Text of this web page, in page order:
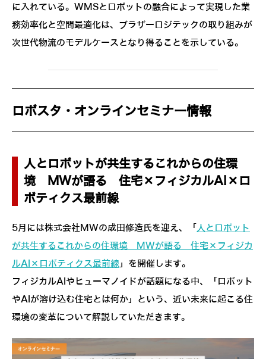
に入れている。WMSとロボットの融合によって実現した業
務効率化と空間最適化は、ブラザーロジテックの取り組みが
次世代物流のモデルケースとなり得ることを示している。
ロボスタ・オンラインセミナー情報
人とロボットが共生するこれからの住環
境 MWが語る 住宅×フィジカルAI×ロ
ボティクス最前線
5月には株式会社MWの成田修造氏を迎え、「 人とロボット
が共生するこれからの住環境 MWが語る 住宅×フィジカ
ルAI×ロボティクス最前線」を開催します。
フィジカルAIやヒューマノイドが話題になる中、「ロボット
やAIが溶け込む住宅とは何か」という、近い未来に起こる住
環境の変革について解説していただきます。